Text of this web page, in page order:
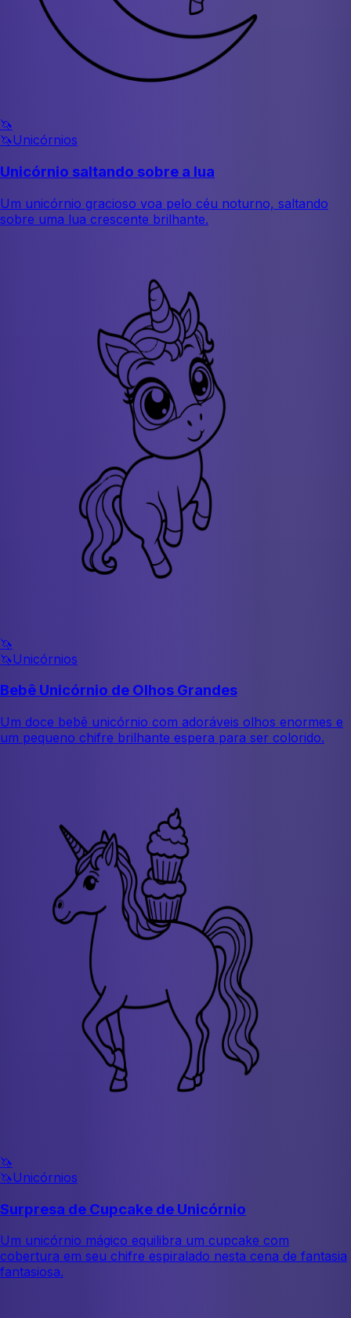
🦄
🦄Unicórnios
Unicórnio saltando sobre a lua
Um unicórnio gracioso voa pelo céu noturno, saltando
sobre uma lua crescente brilhante.
🦄
🦄Unicórnios
Bebê Unicórnio de Olhos Grandes
Um doce bebê unicórnio com adoráveis olhos enormes e
um pequeno chifre brilhante espera para ser colorido.
🦄
🦄Unicórnios
Surpresa de Cupcake de Unicórnio
Um unicórnio mágico equilibra um cupcake com
cobertura em seu chifre espiralado nesta cena de fantasia
fantasiosa.